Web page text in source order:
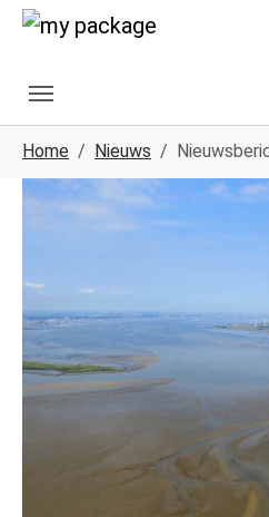
Spring naar hoofd-inhoud
Skip to page footer
Home Nieuws